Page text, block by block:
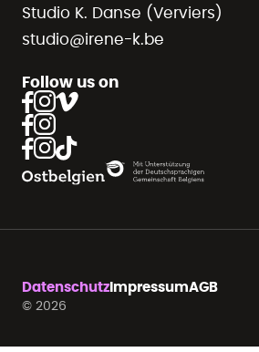
Studio K. Danse (Verviers)
studio@irene-k.be
Follow us on
Datenschutz ImpressumAGB
© 2026